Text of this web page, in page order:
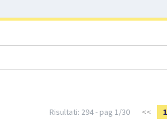
Risultati: 294 - pag 1/30 << 1